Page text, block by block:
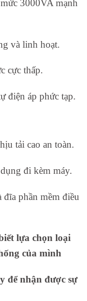
3000VA mạnh
và linh hoạt.
cực thấp.
điện áp phức tạp.
tải cao an toàn.
đi kèm máy.
phần mềm điều
lựa chọn loại
của mình
để nhận được sự